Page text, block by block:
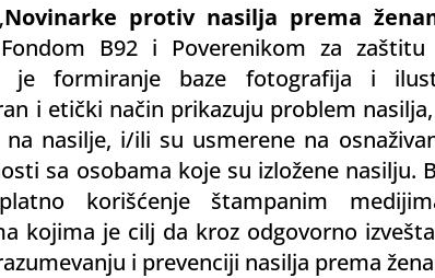
Novinarke protiv nasilja prema
B92 i Poverenikom za zaštitu
je formiranje baze fotografija i
i etički način prikazuju problem
na nasilje, i/ili su usmerene na
sa osobama koje su izložene nasilju.
korišćenje štampanim
kojima je cilj da kroz odgovorno
i prevenciji nasilja prema